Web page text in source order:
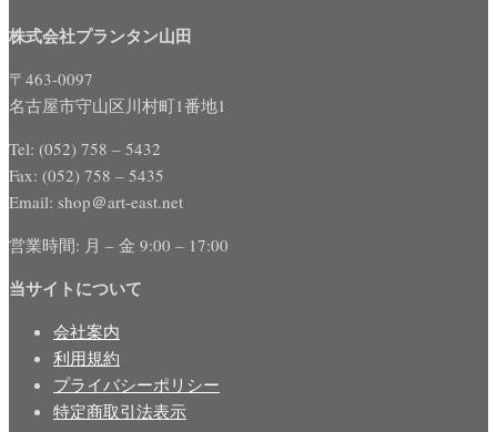
株式会社プランタン山田
〒463-0097
名古屋市守山区川村町1番地1
Tel: (052) 758 – 5432
Fax: (052) 758 – 5435
Email: shop＠art-east.net
営業時間: 月 – 金 9:00 – 17:00
当サイトについて
会社案内
利用規約
プライバシーポリシー
特定商取引法表示